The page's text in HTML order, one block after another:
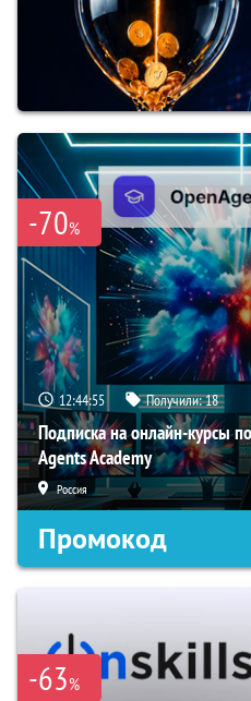
-70%
12:44:54 Получили:18
Подписка на онлайн-курсы
Agents Academy
Россия
Промокод
-63%